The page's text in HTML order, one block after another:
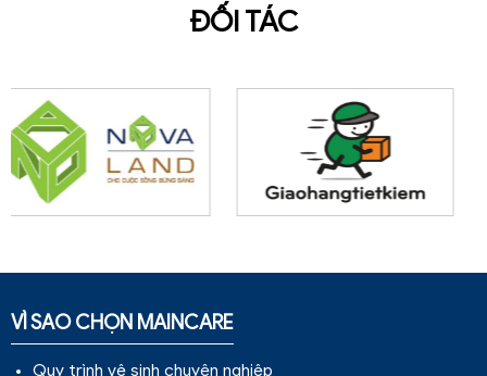
ĐỐI TÁC
VÌ SAO CHỌN MAINCARE
Quy trình vệ sinh chuyên nghiệp